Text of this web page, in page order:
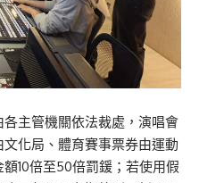
主管機關依法裁處，演唱會
化局、體育賽事票券由運動
10倍至50倍罰鍰；若使用假